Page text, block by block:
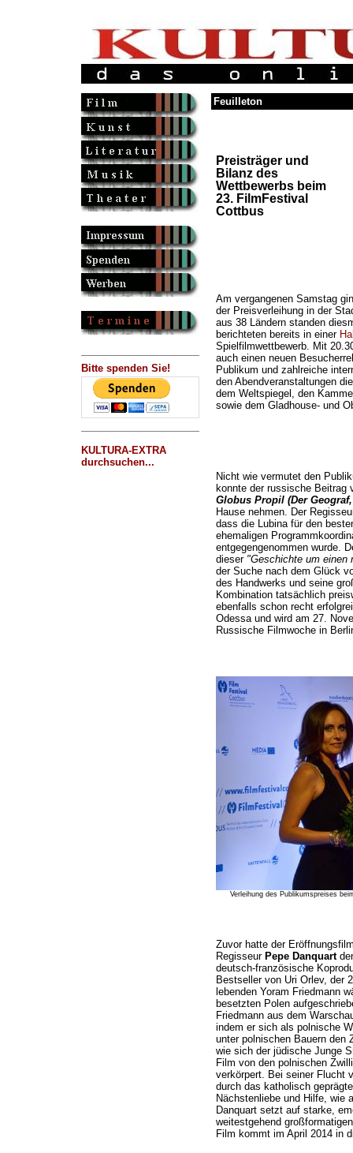
Bitte spenden Sie!
KULTURA-EXTRA
durchsuchen...
Feuilleton
Preisträger und
Bilanz des
Wettbewerbs beim
23. FilmFestival
Cottbus
Am vergangenen Samstag
der Preisverleihung in der
aus 38 Ländern standen
berichteten bereits in einer
Spielfilmwettbewerb. Mit
auch einen neuen
Publikum und zahlreiche
den Abendveranstaltungen
dem Weltspiegel, den
sowie dem Gladhouse- und
Nicht wie vermutet den
konnte der russische Beitrag
Globus Propil (Der
Hause nehmen. Der
dass die Lubina für den
ehemaligen
entgegengenommen wurde.
dieser "Geschichte um einen
der Suche nach dem Glück
des Handwerks und seine
Kombination tatsächlich
ebenfalls schon recht
Odessa und wird am 27.
Russische Filmwoche in
Verleihung des Publikumspreises
Zuvor hatte der
Regisseur Pepe Danquart
deutsch-französische
Bestseller von Uri Orlev, der
lebenden Yoram Friedmann
besetzten Polen
Friedmann aus dem
indem er sich als polnische
unter polnischen Bauern den
wie sich der jüdische Junge
Film von den polnischen
verkörpert. Bei seiner Flucht
durch das katholisch
Nächstenliebe und Hilfe, wie
Danquart setzt auf starke,
weitestgehend
Film kommt im April 2014 in